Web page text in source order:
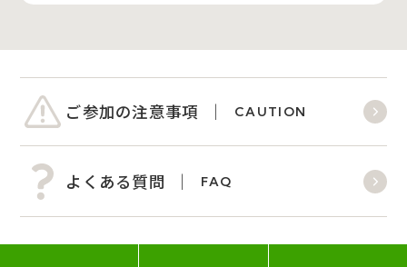
ご参加の注意事項 CAUTION
よくある質問 FAQ